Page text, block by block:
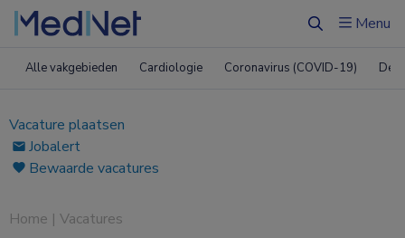
ZoekenMenu
Alle vakgebieden Cardiologie Coronavirus (COVID-19)
Vacature plaatsen
Jobalert
Bewaarde vacatures
Home | Vacatures